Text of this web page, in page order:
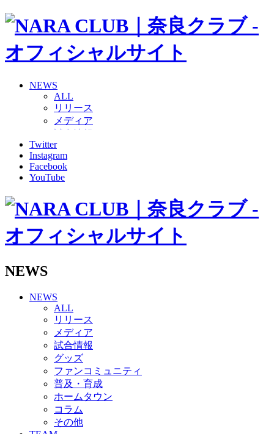
NEWS
ALL
リリース
メディア
グッズ
ファンコミュニティ
普及・育成
ホームタウン
その他
2026/27トップチーム
2026/27トップチームスタッフ
ボランティアチーム「volundeer」
ビクトリーロード
HOMEGAME
観戦ルール＆マナー
ホームゲーム運営管理規定
Jリーグ運営管理規定
写真・動画使用ガイドライン
ロートフィールド奈良
SCHEDULE
2026/27
練習見学時のファンサービスについて
Twitter
Instagram
Facebook
YouTube
NEWS
NEWS
ALL
リリース
メディア
試合情報
グッズ
ファンコミュニティ
普及・育成
ホームタウン
コラム
その他